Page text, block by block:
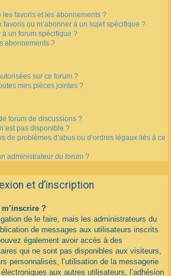
favoris et les abonnements ?
ou m’abonner à un sujet spécifique ?
à un forum spécifique ?
abonnements ?
sur ce forum ?
mes pièces jointes ?
forum de discussions ?
pas disponible ?
de problèmes d’abus ou d’ordres légaux liés à ce
administrateur du forum ?
et d’inscription
?
de le faire, mais les administrateurs du
de messages aux utilisateurs inscrits.
également avoir accès à des
qui ne sont pas disponibles aux visiteurs,
personnalisés, l’utilisation de la messagerie
aux autres utilisateurs, l’adhésion